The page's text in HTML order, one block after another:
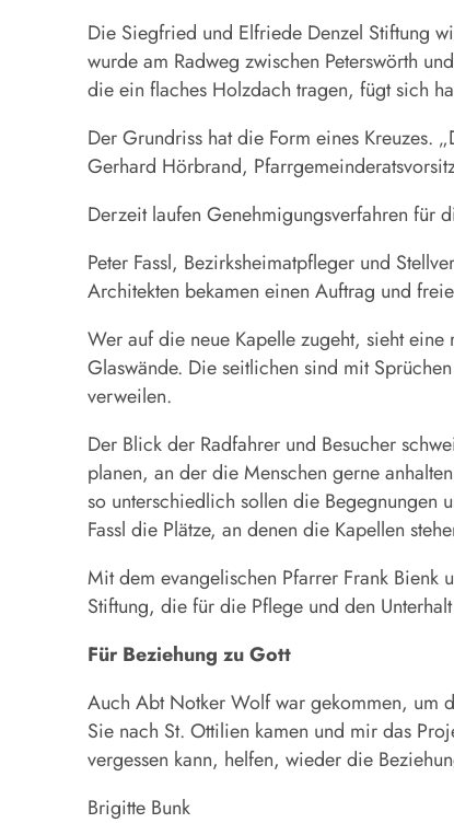
Die Siegfried und Elfriede Denzel Stiftung
wurde am Radweg zwischen Peterswörth
die ein flaches Holzdach tragen, fügt sich
Der Grundriss hat die Form eines Kreuzes.
Gerhard Hörbrand,
Derzeit laufen Genehmigungsverfahren für
Peter Fassl, Bezirksheimatpfleger und
Architekten bekamen einen Auftrag und
Wer auf die neue Kapelle zugeht, sieht
Glaswände. Die seitlichen sind mit
verweilen.
Der Blick der Radfahrer und Besucher
planen, an der die Menschen gerne
so unterschiedlich sollen die Begegnungen
Fassl die Plätze, an denen die Kapellen
Mit dem evangelischen Pfarrer Frank Bienk
Stiftung, die für die Pflege und den
Für Beziehung zu Gott
Auch Abt Notker Wolf war gekommen, um
Sie nach St. Ottilien kamen und mir das
vergessen kann, helfen, wieder die
Brigitte Bunk